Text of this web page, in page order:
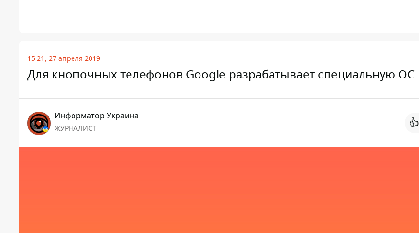
15:21, 27 апреля 2019
Для кнопочных телефонов Google разрабатывает специальную ОС
Информатор Украина
ЖУРНАЛИСТ 👍